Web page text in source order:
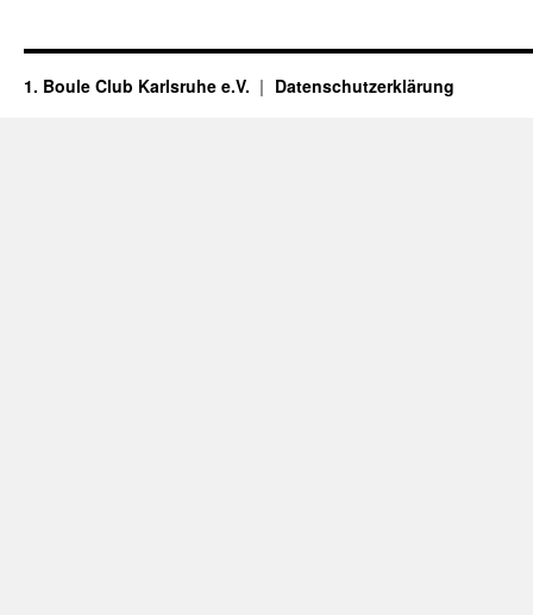
1. Boule Club Karlsruhe e.V. Datenschutzerklärung